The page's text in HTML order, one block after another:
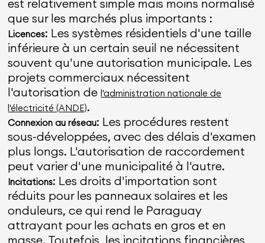
est relativement simple mais moins normalisé
que sur les marchés plus importants :
Licences: Les systèmes résidentiels d'une taille
inférieure à un certain seuil ne nécessitent
souvent qu'une autorisation municipale. Les
projets commerciaux nécessitent
l'autorisation del'administration nationale de
l'électricité (ANDE).
Connexion au réseau: Les procédures restent
sous-développées, avec des délais d'examen
plus longs. L'autorisation de raccordement
peut varier d'une municipalité à l'autre.
Incitations: Les droits d'importation sont
réduits pour les panneaux solaires et les
onduleurs, ce qui rend le Paraguay
attrayant pour les achats en gros et en
masse. Toutefois, les incitations financières